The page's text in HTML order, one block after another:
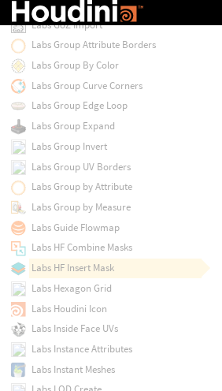
Labs GoZ Export
Labs GoZ Import
Labs Group Attribute Borders
Labs Group By Color
Labs Group Curve Corners
Labs Group Edge Loop
Labs Group Expand
Labs Group Invert
Labs Group UV Borders
Labs Group by Attribute
Labs Group by Measure
Labs Guide Flowmap
Labs HF Combine Masks
Labs HF Insert Mask
Labs Hexagon Grid
Labs Houdini Icon
Labs Inside Face UVs
Labs Instance Attributes
Labs Instant Meshes